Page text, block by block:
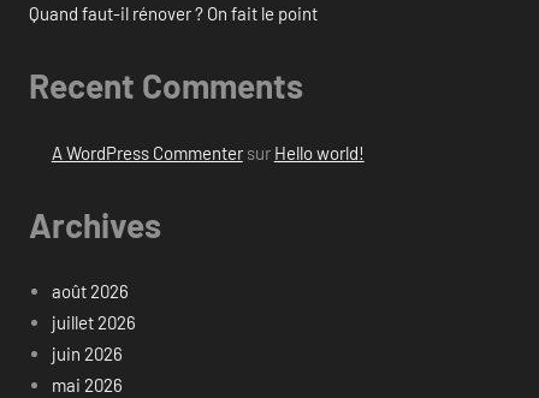
Quand faut-il rénover ? On fait le point
Recent Comments
A WordPress Commentersur Hello world!
Archives
août 2026
juillet 2026
juin 2026
mai 2026